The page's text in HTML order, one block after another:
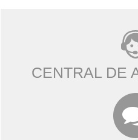
CENTRAL DE